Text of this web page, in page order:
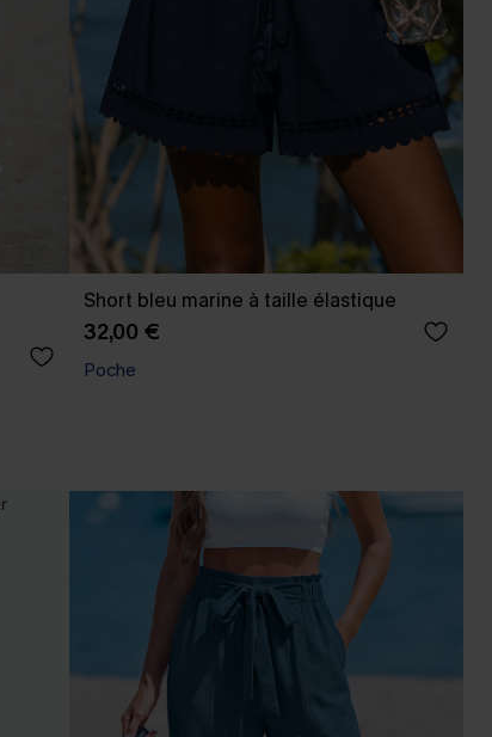
Short bleu marine à taille élastique
32,00 €
Poche